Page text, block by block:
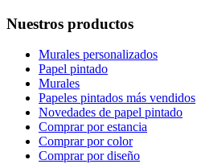
Nuestros productos
Murales personalizados
Papel pintado
Murales
Papeles pintados más vendidos
Novedades de papel pintado
Comprar por estancia
Comprar por color
Comprar por diseño